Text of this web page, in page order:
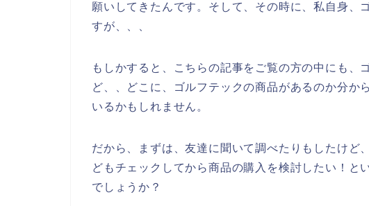
願いしてきたんです。そして、その時に、私自身、
すが、、、
もしかすると、こちらの記事をご覧の方の中にも、
ど、、どこに、ゴルフテックの商品があるのか分か
いるかもしれません。
だから、まずは、友達に聞いて調べたりもしたけど
どもチェックしてから商品の購入を検討したい！と
でしょうか？